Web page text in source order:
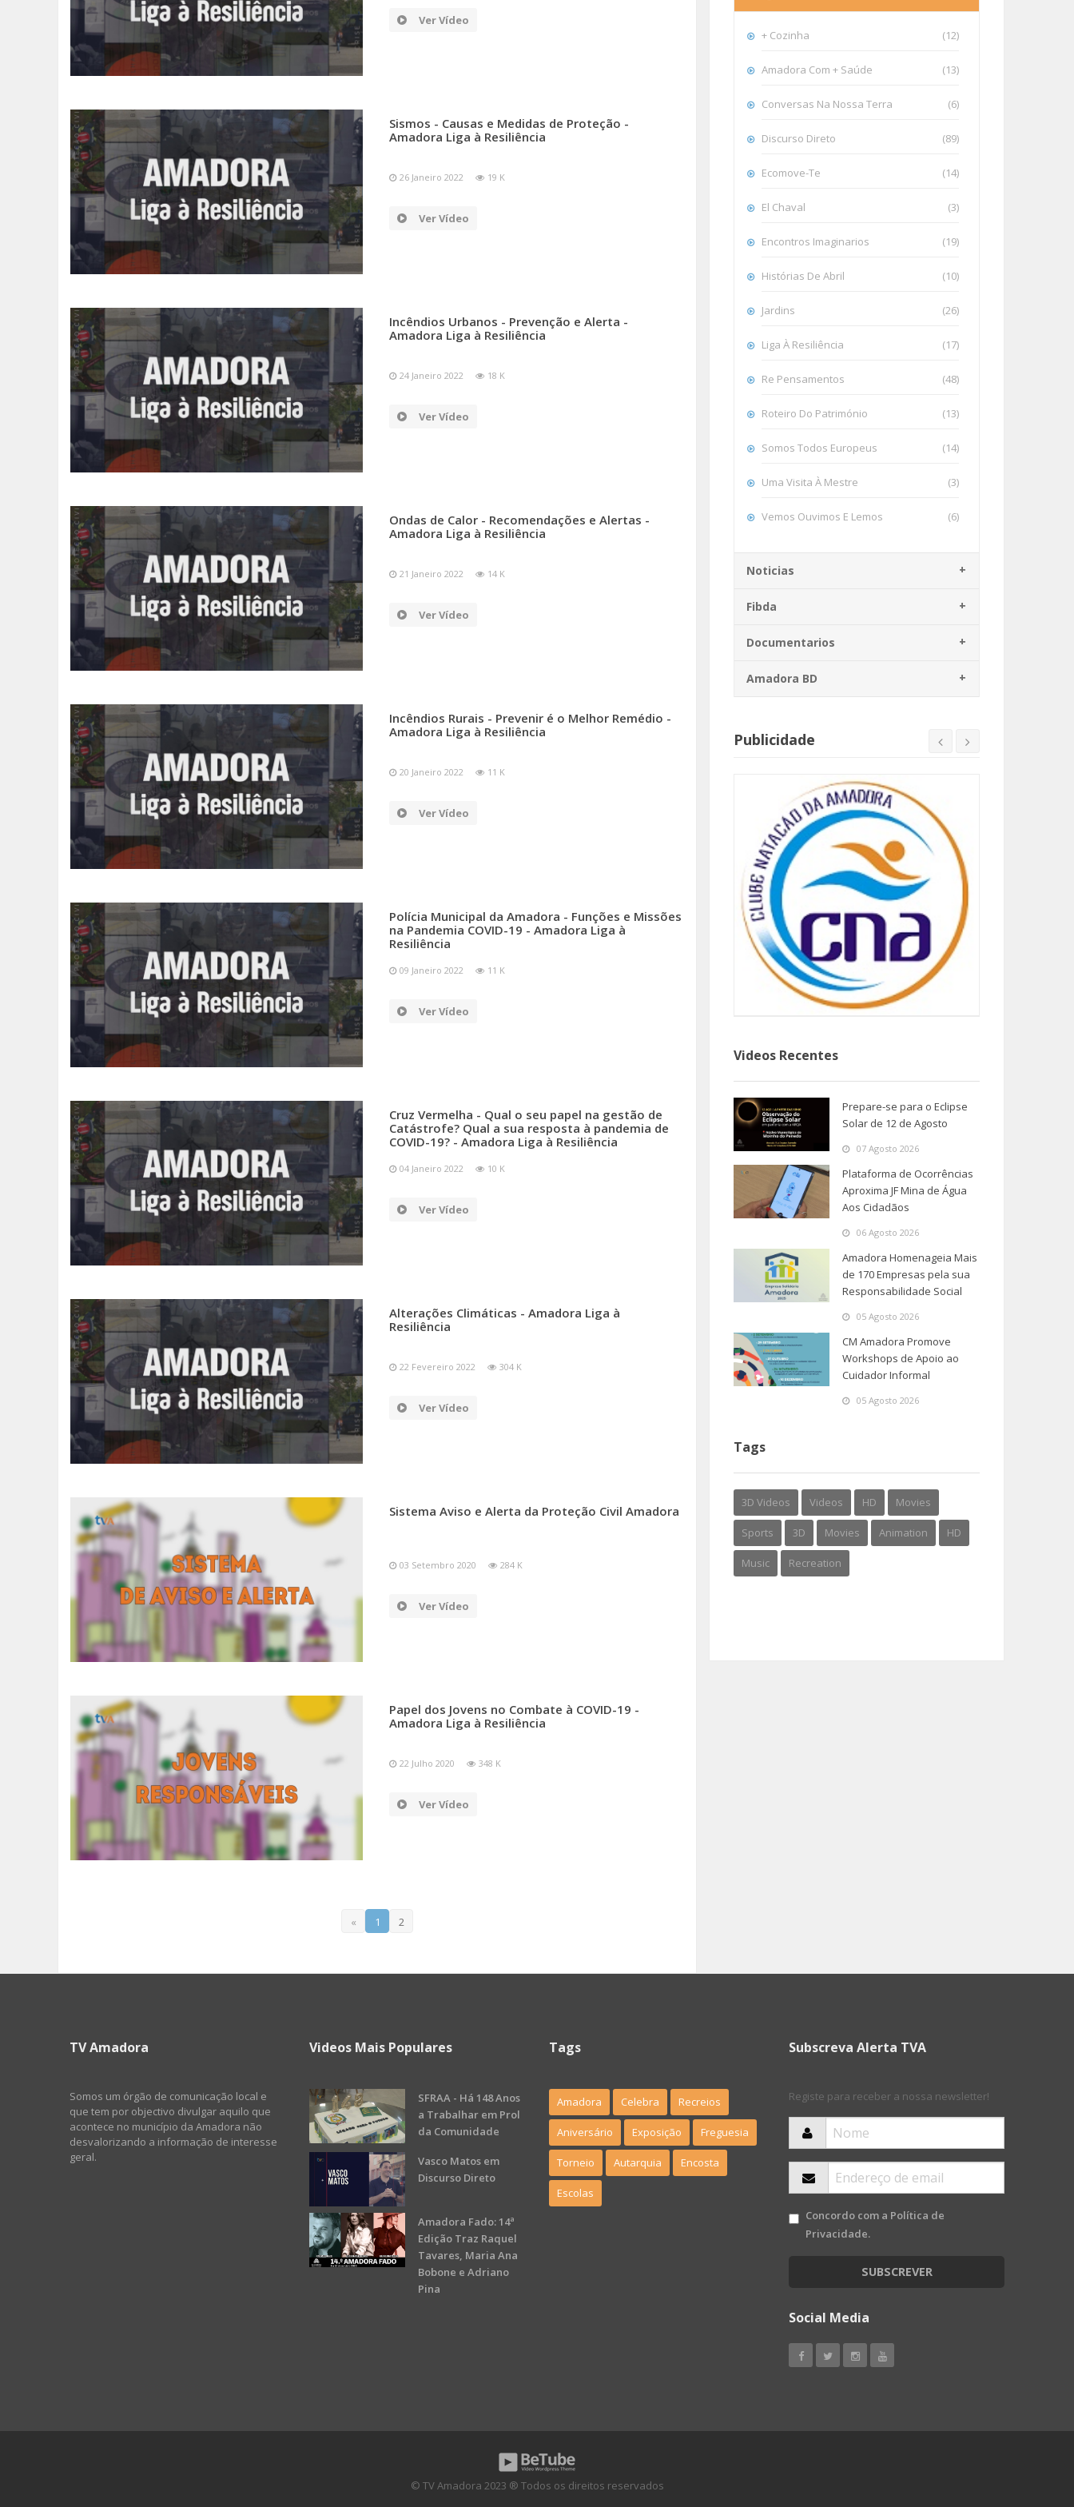
SOMOS TODOS EUROPEUS
ENCONTROS IMAGINÁRIOS
VEMOS OUVIMOS E LEMOS
(RE) PENSAMENTOS
ECOMOVE-TE
HISTÓRIAS DE ABRIL
Ver Vídeo
Sismos - Causas e Medidas de Proteção -
Amadora Liga à Resiliência
26 Janeiro 2022 19 K
Ver Vídeo
Incêndios Urbanos - Prevenção e Alerta -
Amadora Liga à Resiliência
24 Janeiro 2022 18 K
Ver Vídeo
Ondas de Calor - Recomendações e Alertas -
Amadora Liga à Resiliência
21 Janeiro 2022 14 K
Ver Vídeo
Incêndios Rurais - Prevenir é o Melhor Remédio -
Amadora Liga à Resiliência
20 Janeiro 2022 11 K
Ver Vídeo
Polícia Municipal da Amadora - Funções e Missões
na Pandemia COVID-19 - Amadora Liga à
Resiliência
09 Janeiro 2022 11 K
Ver Vídeo
Cruz Vermelha - Qual o seu papel na gestão de
Catástrofe? Qual a sua resposta à pandemia de
COVID-19? - Amadora Liga à Resiliência
04 Janeiro 2022 10 K
Ver Vídeo
Alterações Climáticas - Amadora Liga à
Resiliência
22 Fevereiro 2022 304 K
Ver Vídeo
Sistema Aviso e Alerta da Proteção Civil Amadora
03 Setembro 2020 284 K
Ver Vídeo
Papel dos Jovens no Combate à COVID-19 -
Amadora Liga à Resiliência
22 Julho 2020 348 K
Ver Vídeo
« 1 2
+ Cozinha (12)
Amadora Com + Saúde (13)
Conversas Na Nossa Terra (6)
Discurso Direto (89)
Ecomove-Te (14)
El Chaval (3)
Encontros Imaginarios (19)
Histórias De Abril (10)
Jardins (26)
Liga À Resiliência (17)
Re Pensamentos (48)
Roteiro Do Património (13)
Somos Todos Europeus (14)
Uma Visita À Mestre (3)
Vemos Ouvimos E Lemos (6)
Noticias
Fibda
Documentarios
Amadora BD
Publicidade
Videos Recentes
Prepare-se para o Eclipse
Solar de 12 de Agosto
07 Agosto 2026
Plataforma de Ocorrências
Aproxima JF Mina de Água
Aos Cidadãos
06 Agosto 2026
Amadora Homenageia Mais
de 170 Empresas pela sua
Responsabilidade Social
05 Agosto 2026
CM Amadora Promove
Workshops de Apoio ao
Cuidador Informal
05 Agosto 2026
Tags
3D Videos Videos HD Movies
Sports 3D Movies Animation HD
Music Recreation
TV Amadora
Somos um órgão de comunicação local e
que tem por objectivo divulgar aquilo que
acontece no município da Amadora não
desvalorizando a informação de interesse
geral.
Videos Mais Populares
SFRAA - Há 148 Anos
a Trabalhar em Prol
da Comunidade
Vasco Matos em
Discurso Direto
Amadora Fado: 14ª
Edição Traz Raquel
Tavares, Maria Ana
Bobone e Adriano
Pina
Tags
Amadora Celebra Recreios
Aniversário Exposição Freguesia
Torneio Autarquia Encosta
Escolas
Subscreva Alerta TVA
Registe para receber a nossa newsletter!
Concordo com a Política de
Privacidade.
SUBSCREVER
Social Media
© TV Amadora 2023 ® Todos os direitos reservados